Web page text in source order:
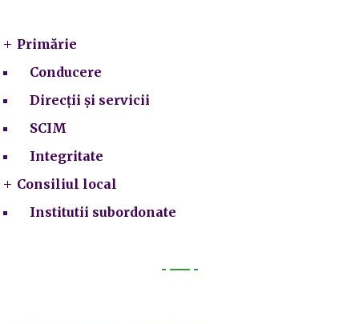
Primărie
Conducere
Direcții și servicii
SCIM
Integritate
Consiliul local
Institutii subordonate